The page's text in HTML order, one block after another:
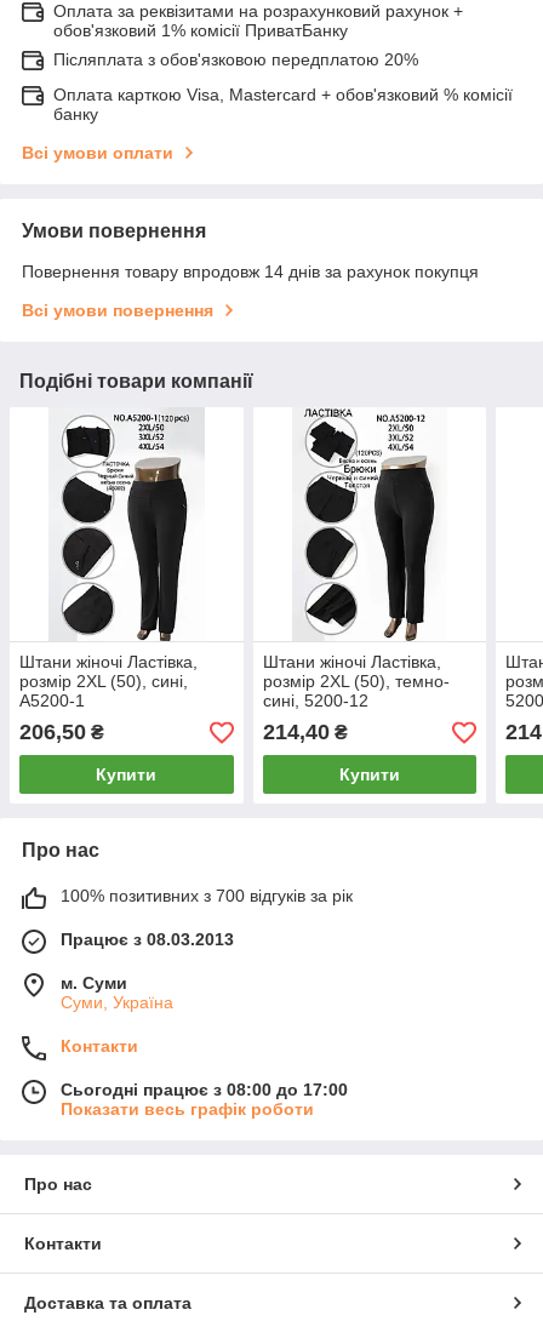
Оплата за реквізитами на розрахунковий рахунок +
обов'язковий 1% комісії ПриватБанку
Післяплата з обов'язковою передплатою 20%
Оплата карткою Visa, Mastercard + обов'язковий % комісії
банку
Всі умови оплати
Умови повернення
Повернення товару впродовж 14 днів за рахунок покупця
Всі умови повернення
Подібні товари компанії
Штани жіночі Ластівка,
розмір 2XL (50), сині,
А5200-1
206,50 ₴
Купити
Штани жіночі Ластівка,
розмір 2XL (50), темно-
сині, 5200-12
214,40₴
Купити
Про нас
100% позитивних з 700 відгуків за рік
Працює з 08.03.2013
м. Суми
Суми, Україна
Контакти
Сьогодні працює з 08:00 до 17:00
Показати весь графік роботи
Про нас
Контакти
Доставка та оплата